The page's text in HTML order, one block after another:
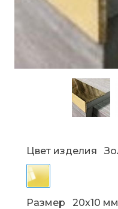
Цвет изделия
Размер 20х10 мм